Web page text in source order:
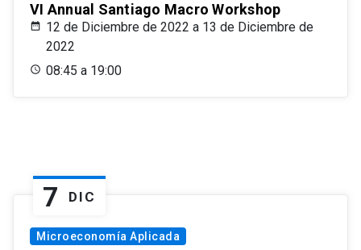
VI Annual Santiago Macro Workshop
12 de Diciembre de 2022 a 13 de Diciembre de
2022
08:45 a 19:00
7 DIC
Microeconomía Aplicada